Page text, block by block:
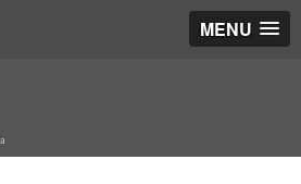
MENU